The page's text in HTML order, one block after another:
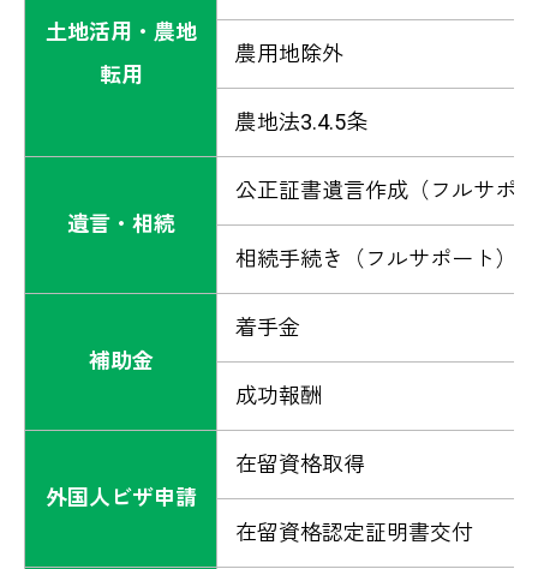
土地活用・農地
転用
農用地除外
農地法3.4.5条
遺言・相続
公正証書遺言作成（フルサポ
相続手続き（フルサポート）
補助金
着手金
成功報酬
外国人ビザ申請
在留資格取得
在留資格認定証明書交付